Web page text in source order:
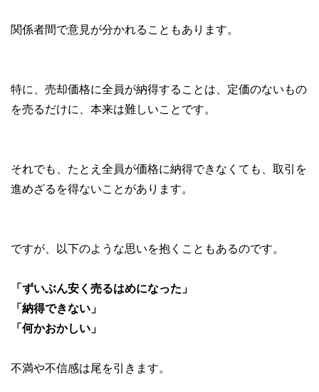
関係者間で意見が分かれることもあります。
特に、売却価格に全員が納得することは、定価のないもの
を売るだけに、本来は難しいことです。
それでも、たとえ全員が価格に納得できなくても、取引を
進めざるを得ないことがあります。
ですが、以下のような思いを抱くこともあるのです。
「ずいぶん安く売るはめになった」
「納得できない」
「何かおかしい」
不満や不信感は尾を引きます。